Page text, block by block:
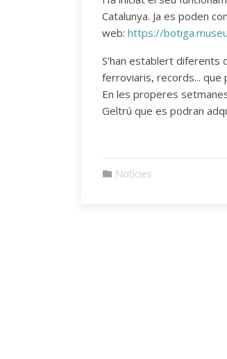
Catalunya. Ja es poden
web: https://
S’han establert diferents
ferroviaris, records... que
En les properes
Geltrú que es podran
Notícies